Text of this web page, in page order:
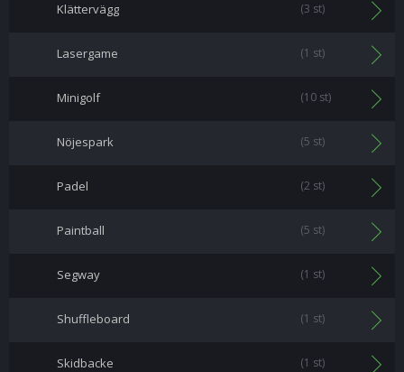
Klättervägg (3 st)
Lasergame (1 st)
Minigolf (10 st)
Nöjespark (5 st)
Padel (2 st)
Paintball (5 st)
Segway (1 st)
Shuffleboard (1 st)
Skidbacke (1 st)